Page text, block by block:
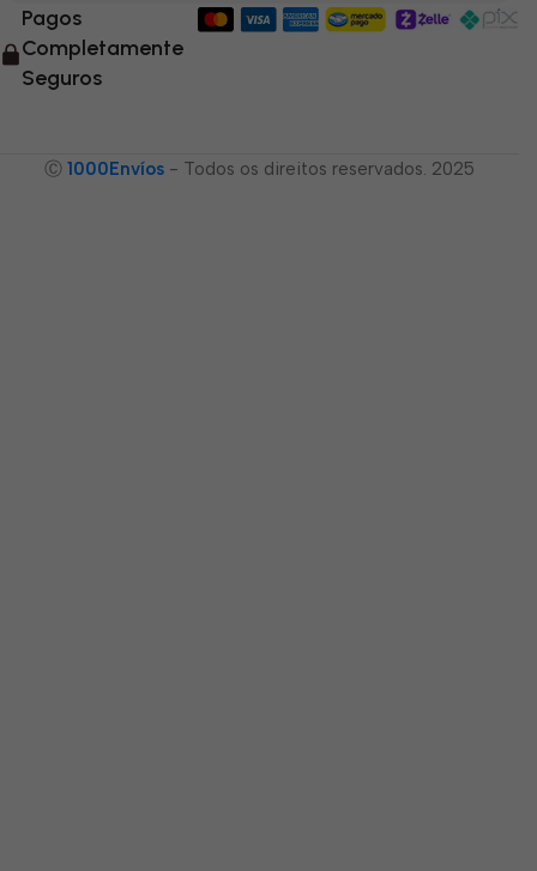
Pagos
Completamente
Seguros
Ⓒ 1000Envíos - Todos os direitos reservados. 2025